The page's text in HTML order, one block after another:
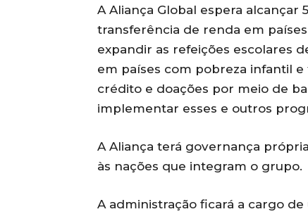
A Aliança Global espera
transferência de renda em
expandir as refeições escolares
em países com pobreza infantil
crédito e doações por meio de
implementar esses e outros
A Aliança terá governança
às nações que integram o grupo.
A administração ficará a cargo